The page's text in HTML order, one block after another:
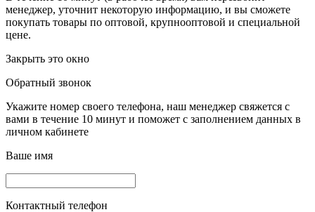
менеджер, уточнит некоторую информацию, и вы сможете
покупать товары по оптовой, крупнооптовой и специальной
цене.
Закрыть это окно
Обратный звонок
Укажите номер своего телефона, наш менеджер свяжется с
вами в течение 10 минут и поможет с заполнением данных в
личном кабинете
Ваше имя
Контактный телефон